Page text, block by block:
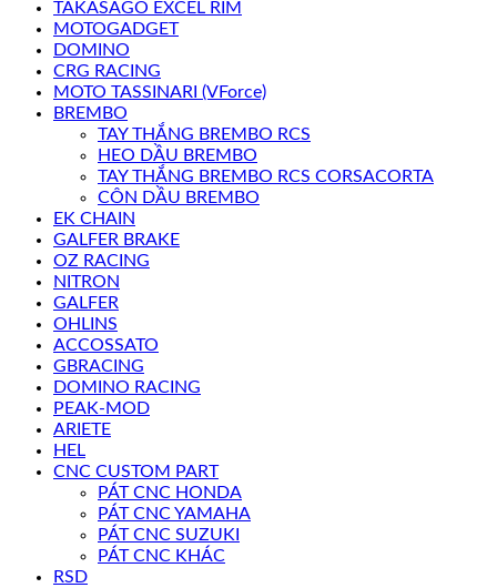
TAKASAGO EXCEL RIM
MOTOGADGET
DOMINO
CRG RACING
MOTO TASSINARI (VForce)
BREMBO
TAY THẮNG BREMBO RCS
HEO DẦU BREMBO
TAY THẮNG BREMBO RCS CORSACORTA
CÔN DẦU BREMBO
EK CHAIN
GALFER BRAKE
OZ RACING
NITRON
GALFER
OHLINS
ACCOSSATO
GBRACING
DOMINO RACING
PEAK-MOD
ARIETE
HEL
CNC CUSTOM PART
PÁT CNC HONDA
PÁT CNC YAMAHA
PÁT CNC SUZUKI
PÁT CNC KHÁC
RSD